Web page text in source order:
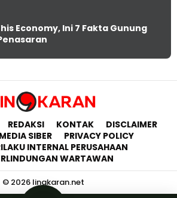
Economy, Ini 7 Fakta Gunung
REDAKSI KONTAK
DISCLAIMER
SIBER
PRIVACY POLICY
INTERNAL PERUSAHAAN
WARTAWAN
© 2026 lingkaran.net